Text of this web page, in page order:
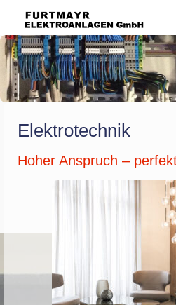
Elektrotechnik
Hoher Anspruch –